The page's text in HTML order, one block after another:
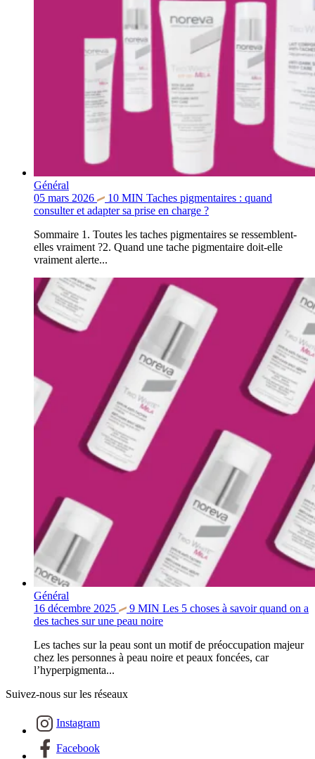
Général
05 mars 2026
10 MIN Taches pigmentaires : quand
consulter et adapter sa prise en charge ?
Sommaire 1. Toutes les taches pigmentaires se ressemblent-
elles vraiment ?2. Quand une tache pigmentaire doit-elle
vraiment alerte...
Général
16 décembre 2025
9 MIN Les 5 choses à savoir quand on a
des taches sur une peau noire
Les taches sur la peau sont un motif de préoccupation majeur
chez les personnes à peau noire et peaux foncées, car
l’hyperpigmenta...
Suivez-nous sur les réseaux
Instagram
Facebook